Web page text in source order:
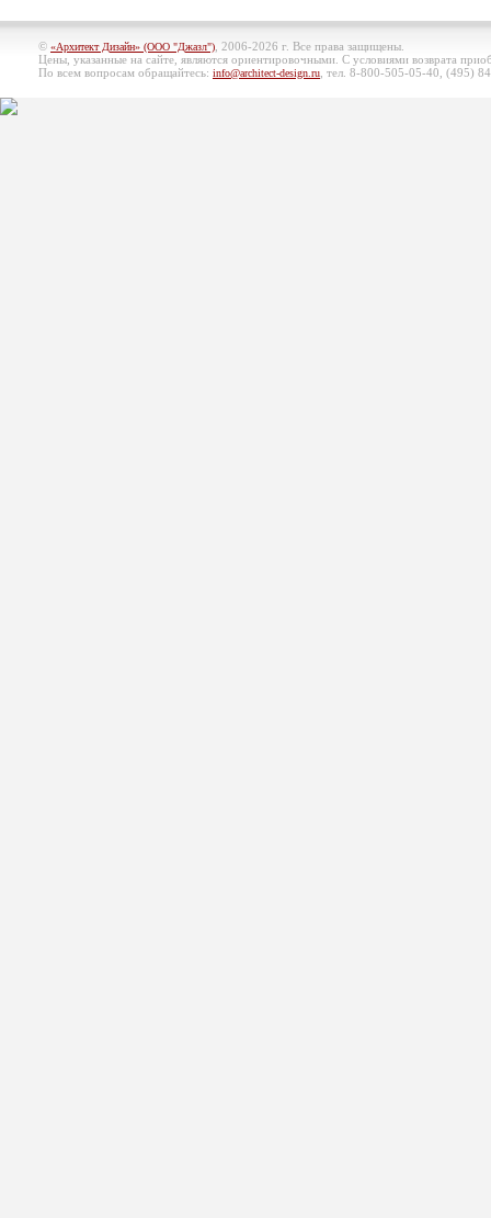
© «Архитект Дизайн» (ООО "Джазл") , 2006-2026 г. Все права защищены.
Цены, указанные на сайте, являются ориентировочными. С условиями возврата
По всем вопросам обращайтесь: info@architect-design.ru , тел. 8-800-505-05-40, (495)